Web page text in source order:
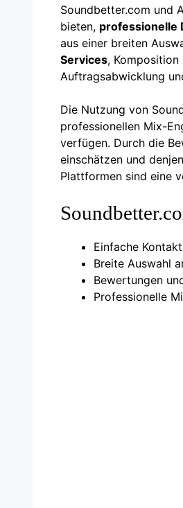
Soundbetter.com und
bieten, professionelle
aus einer breiten
Services,
Auftragsabwicklung
Die Nutzung von
professionellen Mix-
verfügen. Durch die
einschätzen und
Plattformen sind eine
Einfache
Breite Auswahl
Bewertungen
Professionelle